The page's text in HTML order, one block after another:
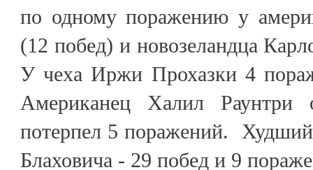
по одному поражению у
(12 побед) и новозеландца
У чеха Иржи Прохазки 4
Американец Халил
потерпел 5 поражений.
Блаховича - 29 побед и 9